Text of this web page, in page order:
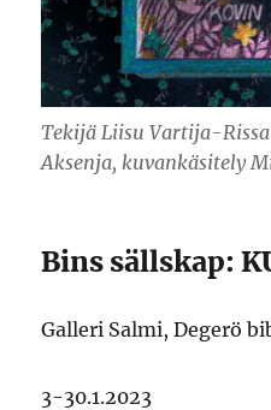
Tekijä Liisu Vartija-
Aksenja, kuvankäsitely
Bins sällskap:
Galleri Salmi, Degerö
3-30.1.2023